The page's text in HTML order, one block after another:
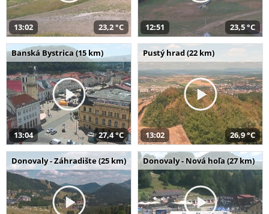
13:02 23,2 °C 12:51 23,5 °C
Banská Bystrica (15 km)
13:04 27,4 °C
Pustý hrad (22 km)
13:02 26,9 °C
Donovaly - Záhradište (25 km) Donovaly - Nová hoľa (27 km)